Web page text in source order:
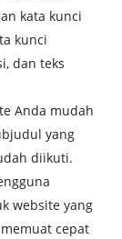
kata kunci
kunci
dan teks
Anda mudah
yang
diikuti.
website yang
cepat